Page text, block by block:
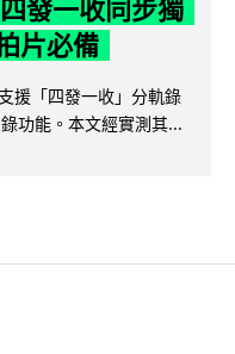
發一收同步獨
片必備
援「四發一收」分軌錄
功能。本文經實測其...